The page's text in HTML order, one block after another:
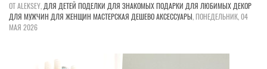
ОТ ALEKSEY, ДЛЯ ДЕТЕЙ ПОДЕЛКИ ДЛЯ ЗНАКОМЫХПОДАРКИ ДЛЯ ЛЮБИМЫХ ДЕКОР
ДЛЯ МУЖЧИН ДЛЯ ЖЕНЩИН МАСТЕРСКАЯ ДЕШЕВОАКСЕССУАРЫ,ПОНЕДЕЛЬНИК, 04
МАЯ 2026